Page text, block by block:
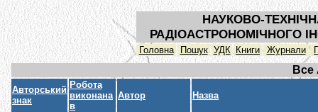
НАУКОВО-
РАДІОАСТРОНОМІЧНОГО
Головна Пошук УДК Книги Журнали
Все
Авторський
знак
Робота
виконана
в
Автор Назва